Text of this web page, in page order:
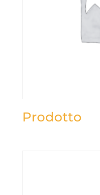
Prodotto